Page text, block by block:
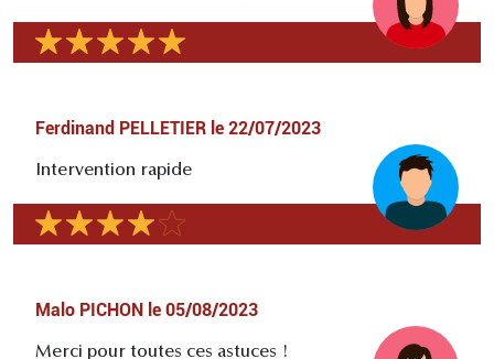
Ferdinand PELLETIER le 22/07/2023
Intervention rapide
Malo PICHON le 05/08/2023
Merci pour toutes ces astuces !